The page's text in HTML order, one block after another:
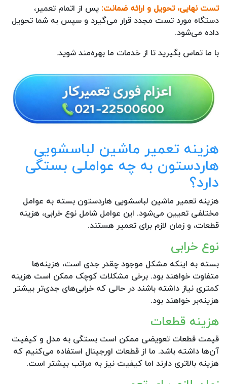
تست نهایی، تحویل و ارائه ضمانت: پس از اتمام تعمیر،
دستگاه مورد تست مجدد قرار می‌گیرد و سپس به شما تحویل
داده می‌شود.
با ما تماس بگیرید تا از خدمات ما بهره‌مند شوید.
هزینه تعمیر ماشین لباسشویی
هاردستون به چه عواملی بستگی
دارد؟
هزینه تعمیر ماشین لباسشویی هاردستون بسته به عوامل
مختلفی تعیین می‌شود. این عوامل شامل نوع خرابی، هزینه
قطعات، و زمان لازم برای تعمیر هستند.
نوع خرابی
بسته به اینکه مشکل موجود چقدر جدی است، هزینه‌ها
متفاوت خواهند بود. برخی مشکلات کوچک ممکن است هزینه
کمتری نیاز داشته باشند در حالی که خرابی‌های جدی‌تر بیشتر
هزینه‌بر خواهند بود.
هزینه قطعات
قیمت قطعات تعویضی ممکن است بستگی به مدل و کیفیت
آن‌ها داشته باشد. ما از قطعات اورجینال استفاده می‌کنیم که
هزینه بالاتری دارند اما کیفیت نیز به مراتب بیشتر است.